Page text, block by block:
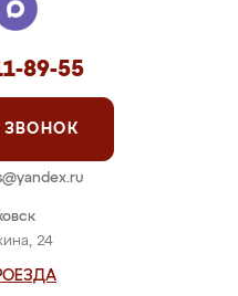
24
89-55
ЗВОНОК